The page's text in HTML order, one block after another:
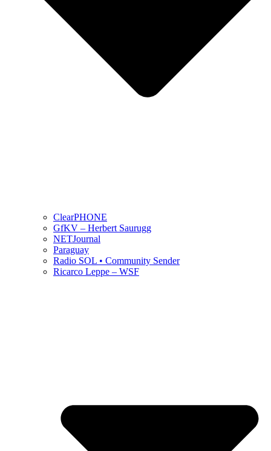
ClearPHONE
GfKV – Herbert Saurugg
NETJournal
Paraguay
Radio SOL • Community Sender
Ricarco Leppe – WSF